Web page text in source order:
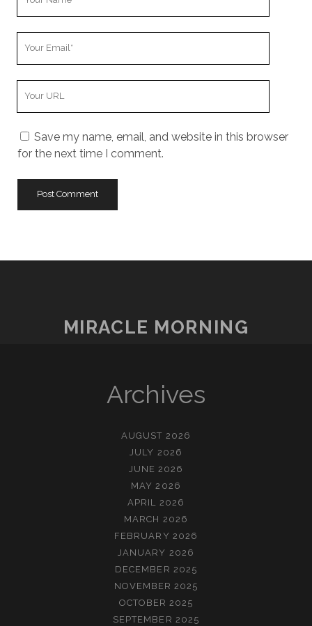
Save my name, email, and website in this browser
for the next time I comment.
MIRACLE MORNING
Archives
AUGUST 2026
JULY 2026
JUNE 2026
MAY 2026
APRIL 2026
MARCH 2026
FEBRUARY 2026
JANUARY 2026
DECEMBER 2025
NOVEMBER 2025
OCTOBER 2025
SEPTEMBER 2025